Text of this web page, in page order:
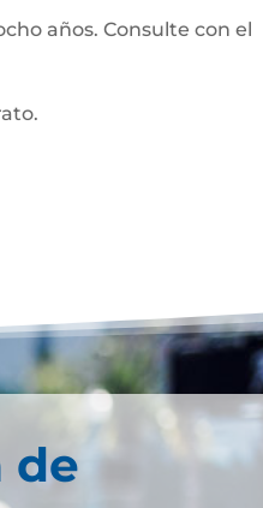
años. Consulte con el
de